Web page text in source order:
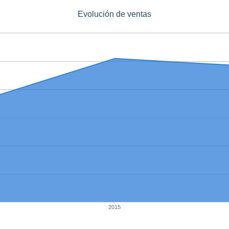
Evolución de ventas
2015